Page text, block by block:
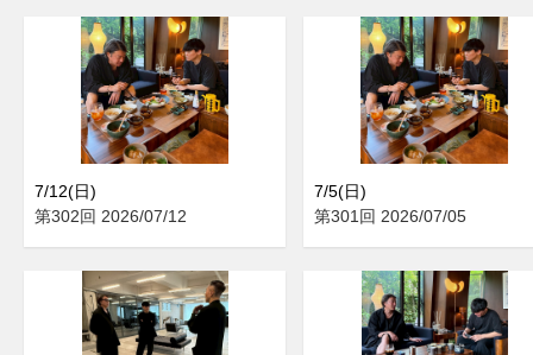
7/12(日)
第302回 2026/07/12
7/5(日)
第301回 2026/07/05